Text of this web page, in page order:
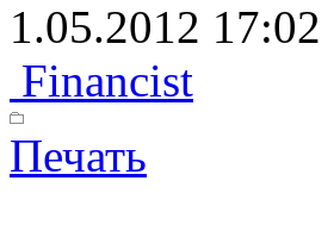
1.05.2012 17:02
Financist
Печать